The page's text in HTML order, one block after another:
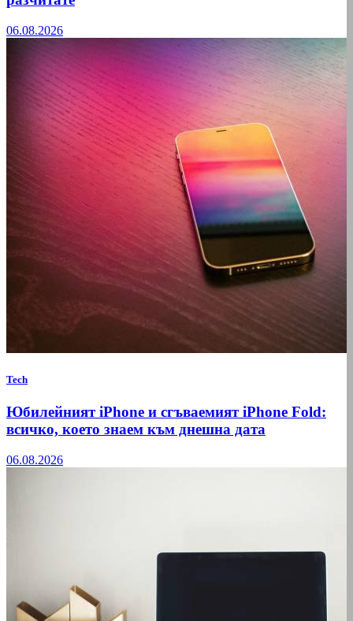
06.08.2026
Tech
Юбилейният iPhone и сгъваемият iPhone Fold:
всичко, което знаем към днешна дата
06.08.2026